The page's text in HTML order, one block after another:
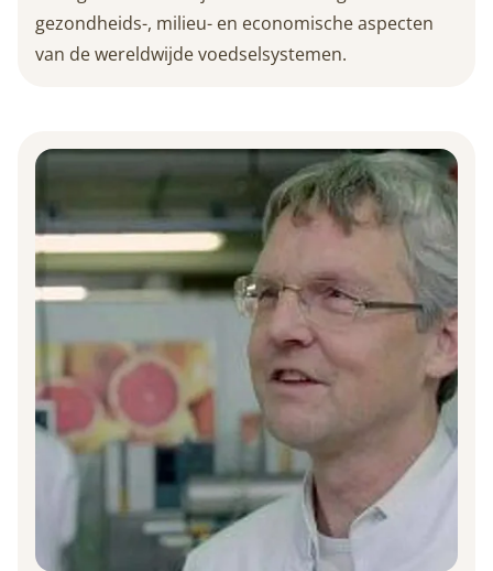
gezondheids-, milieu- en economische aspecten
van de wereldwijde voedselsystemen.